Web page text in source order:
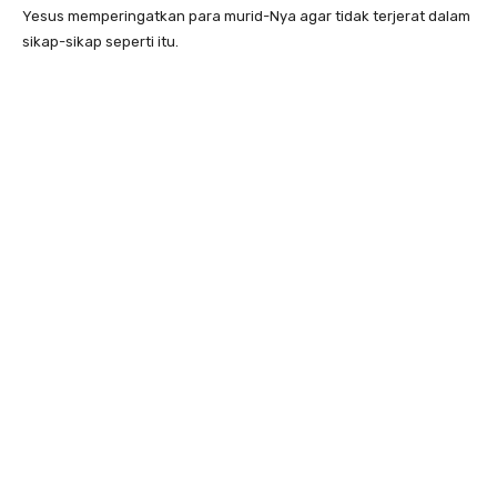
Yesus memperingatkan para murid-Nya agar tidak terjerat dalam
sikap-sikap seperti itu.